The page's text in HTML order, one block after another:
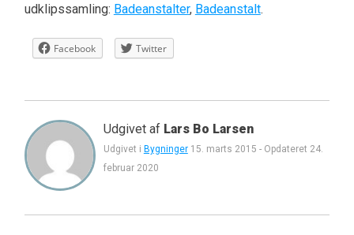
udklipssamling: Badeanstalter, Badeanstalt.
Facebook Twitter
Udgivet af Lars Bo Larsen
Udgivet i Bygninger 15. marts 2015 - Opdateret 24.
februar 2020